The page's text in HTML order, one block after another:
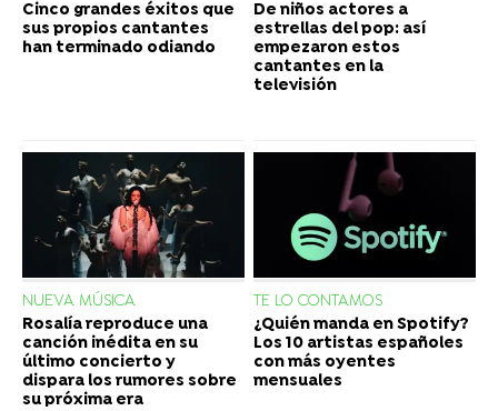
Cinco grandes éxitos que
sus propios cantantes
han terminado odiando
De niños actores a
estrellas del pop: así
empezaron estos
cantantes en la
televisión
NUEVA MÚSICA
Rosalía reproduce una
canción inédita en su
último concierto y
dispara los rumores sobre
su próxima era
TE LO CONTAMOS
¿Quién manda en Spotify?
Los 10 artistas españoles
con más oyentes
mensuales